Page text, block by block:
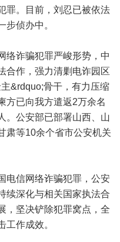
罪。目前，刘忍已被依法
步侦办中。
络诈骗犯罪严峻形势，中
合作，强力清剿电诈园区
&rdquo;骨干，有力压缩
方已向我方遣返2万余名
。公安部已部署山西、山
肃等10余个省市公安机关
电信网络诈骗犯罪，公安
续深化与相关国家执法合
，坚决铲除犯罪窝点，全
工作成效。